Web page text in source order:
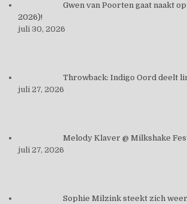
Gwen van Poorten gaat naakt
2026)!
juli 30, 2026
Throwback: Indigo Oord deelt
juli 27, 2026
Melody Klaver @ Milkshake
juli 27, 2026
Sophie Milzink steekt zich